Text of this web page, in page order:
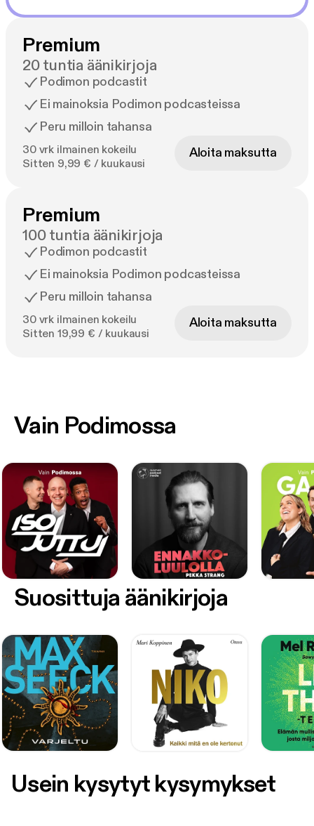
Premium
20 tuntia äänikirjoja
Podimon podcastit
Ei mainoksia Podimon podcasteissa
Peru milloin tahansa
30 vrk ilmainen kokeilu
Sitten 9,99 € / kuukausi
Aloita maksutta
Premium
100 tuntia äänikirjoja
Podimon podcastit
Ei mainoksia Podimon podcasteissa
Peru milloin tahansa
30 vrk ilmainen kokeilu
Sitten 19,99 € / kuukausi
Aloita maksutta
Vain Podimossa
Suosittuja äänikirjoja
Usein kysytyt kysymykset